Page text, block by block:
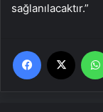
sağlanılacaktır.”
Facebook